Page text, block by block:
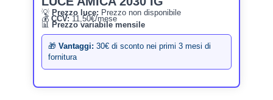
💡 Prezzo luce: Prezzo non disponibile
💰 CCV: 11,50€/mese
📊 Prezzo variabile mensile
🎁 Vantaggi: 30€ di sconto nei primi 3 mesi di
fornitura